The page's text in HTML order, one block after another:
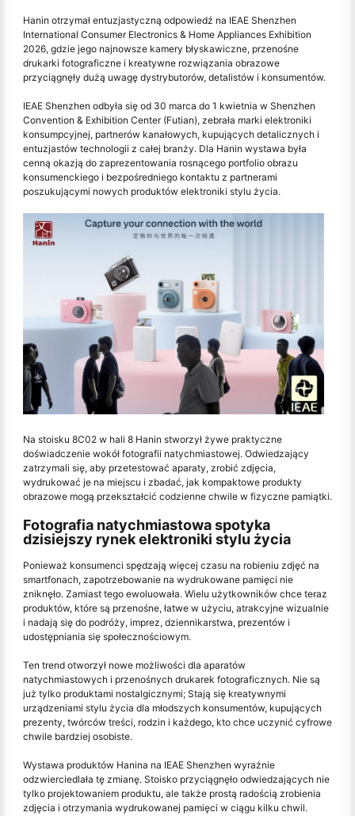
Hanin otrzymał entuzjastyczną odpowiedź na IEAE Shenzhen
International Consumer Electronics & Home Appliances Exhibition
2026, gdzie jego najnowsze kamery błyskawiczne, przenośne
drukarki fotograficzne i kreatywne rozwiązania obrazowe
przyciągnęły dużą uwagę dystrybutorów, detalistów i konsumentów.
IEAE Shenzhen odbyła się od 30 marca do 1 kwietnia w Shenzhen
Convention & Exhibition Center (Futian), zebrała marki elektroniki
konsumpcyjnej, partnerów kanałowych, kupujących detalicznych i
entuzjastów technologii z całej branży. Dla Hanin wystawa była
cenną okazją do zaprezentowania rosnącego portfolio obrazu
konsumenckiego i bezpośredniego kontaktu z partnerami
poszukującymi nowych produktów elektroniki stylu życia.
Na stoisku 8C02 w hali 8 Hanin stworzył żywe praktyczne
doświadczenie wokół fotografii natychmiastowej. Odwiedzający
zatrzymali się, aby przetestować aparaty, zrobić zdjęcia,
wydrukować je na miejscu i zbadać, jak kompaktowe produkty
obrazowe mogą przekształcić codzienne chwile w fizyczne pamiątki.
Fotografia natychmiastowa spotyka
dzisiejszy rynek elektroniki stylu życia
Ponieważ konsumenci spędzają więcej czasu na robieniu zdjęć na
smartfonach, zapotrzebowanie na wydrukowane pamięci nie
zniknęło. Zamiast tego ewoluowała. Wielu użytkowników chce teraz
produktów, które są przenośne, łatwe w użyciu, atrakcyjne wizualnie
i nadają się do podróży, imprez, dziennikarstwa, prezentów i
udostępniania się społecznościowym.
Ten trend otworzył nowe możliwości dla aparatów
natychmiastowych i przenośnych drukarek fotograficznych. Nie są
już tylko produktami nostalgicznymi; Stają się kreatywnymi
urządzeniami stylu życia dla młodszych konsumentów, kupujących
prezenty, twórców treści, rodzin i każdego, kto chce uczynić cyfrowe
chwile bardziej osobiste.
Wystawa produktów Hanina na IEAE Shenzhen wyraźnie
odzwierciedlała tę zmianę. Stoisko przyciągnęło odwiedzających nie
tylko projektowaniem produktu, ale także prostą radością zrobienia
zdjęcia i otrzymania wydrukowanej pamięci w ciągu kilku chwil.